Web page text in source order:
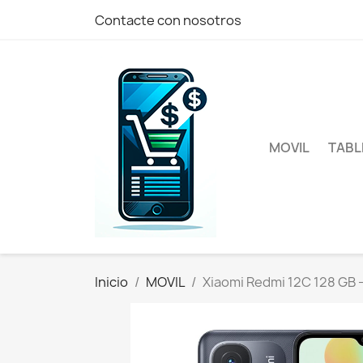
Contacte con nosotros
MOVIL
Inicio MOVIL Xiaomi Redmi 12C 128 GB